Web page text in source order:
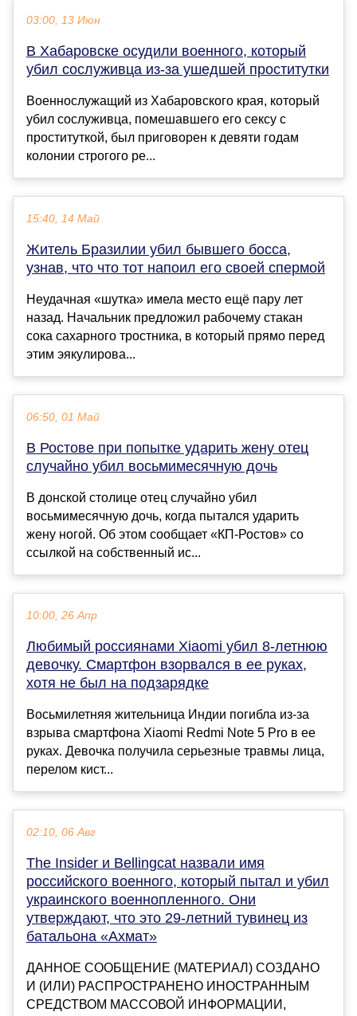
03:00, 13 Июн
В Хабаровске осудили военного, который
убил сослуживца из-за ушедшей проститутки
Военнослужащий из Хабаровского края, который
убил сослуживца, помешавшего его сексу с
проституткой, был приговорен к девяти годам
колонии строгого ре...
15:40, 14 Май
Житель Бразилии убил бывшего босса,
узнав, что что тот напоил его своей спермой
Неудачная «шутка» имела место ещё пару лет
назад. Начальник предложил рабочему стакан
сока сахарного тростника, в который прямо перед
этим эякулирова...
06:50, 01 Май
В Ростове при попытке ударить жену отец
случайно убил восьмимесячную дочь
В донской столице отец случайно убил
восьмимесячную дочь, когда пытался ударить
жену ногой. Об этом сообщает «КП-Ростов» со
ссылкой на собственный ис...
10:00, 26 Апр
Любимый россиянами Xiaomi убил 8-летнюю
девочку. Смартфон взорвался в ее руках,
хотя не был на подзарядке
Восьмилетняя жительница Индии погибла из-за
взрыва смартфона Xiaomi Redmi Note 5 Pro в ее
руках. Девочка получила серьезные травмы лица,
перелом кист...
02:10, 06 Авг
The Insider и Bellingcat назвали имя
российского военного, который пытал и убил
украинского военнопленного. Они
утверждают, что это 29-летний тувинец из
батальона «Ахмат»
ДАННОЕ СООБЩЕНИЕ (МАТЕРИАЛ) СОЗДАНО
И (ИЛИ) РАСПРОСТРАНЕНО ИНОСТРАННЫМ
СРЕДСТВОМ МАССОВОЙ ИНФОРМАЦИИ,